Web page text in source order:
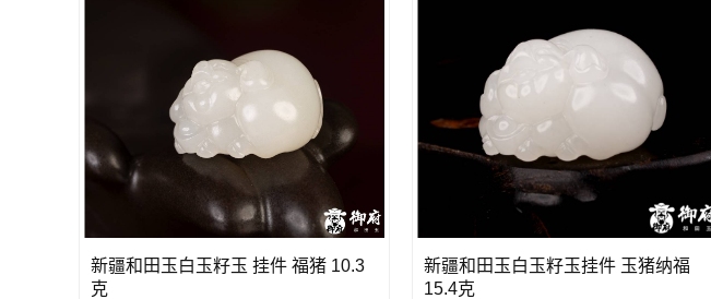
新疆和田玉白玉籽玉 挂件 福猪 10.3
克
新疆和田玉白玉籽玉挂件 玉猪纳福
15.4克